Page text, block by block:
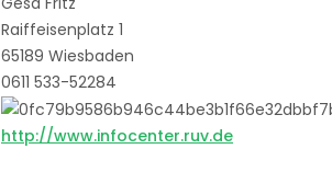
Raiffeisenplatz 1
65189 Wiesbaden
0611 533-52284
http://www.infocenter.ruv.de